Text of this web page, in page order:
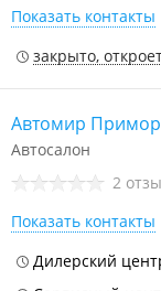
Показать контакты
закрыто,
Автомир
Автосалон
2
Показать контакты
Дилерский